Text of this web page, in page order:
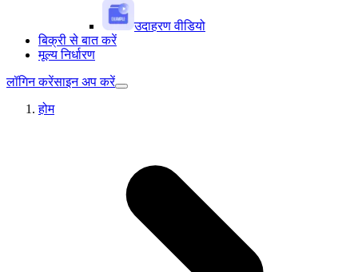
उदाहरण वीडियो
बिक्री से बात करें
मूल्य निर्धारण
लॉगिन करेंसाइन अप करें
होम